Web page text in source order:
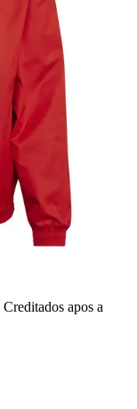
Creditados apos a